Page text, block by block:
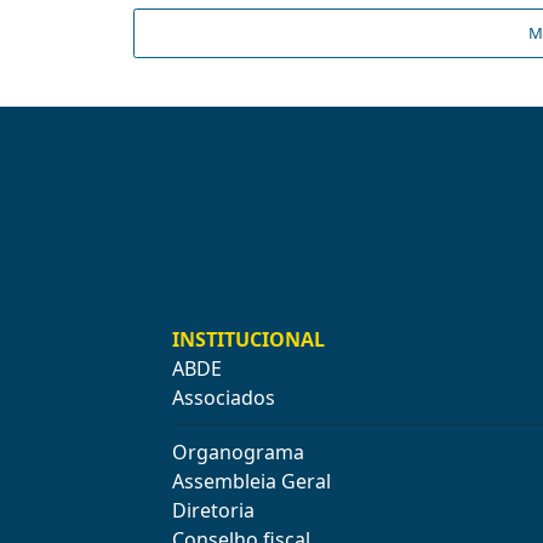
INSTITUCIONAL
ABDE
Associados
Organograma
Assembleia Geral
Diretoria